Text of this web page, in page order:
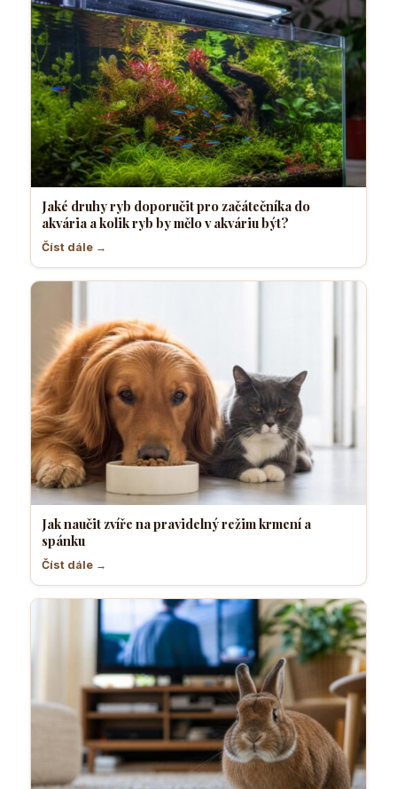
Jaké druhy ryb doporučit pro začátečníka do
akvária a kolik ryb by mělo v akváriu být?
Číst dále →
Jak naučit zvíře na pravidelný režim krmení a
spánku
Číst dále →